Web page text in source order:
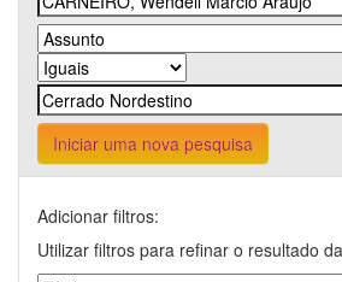
Iniciar uma nova pesquisa
Adicionar filtros:
Utilizar filtros para refinar o resultado